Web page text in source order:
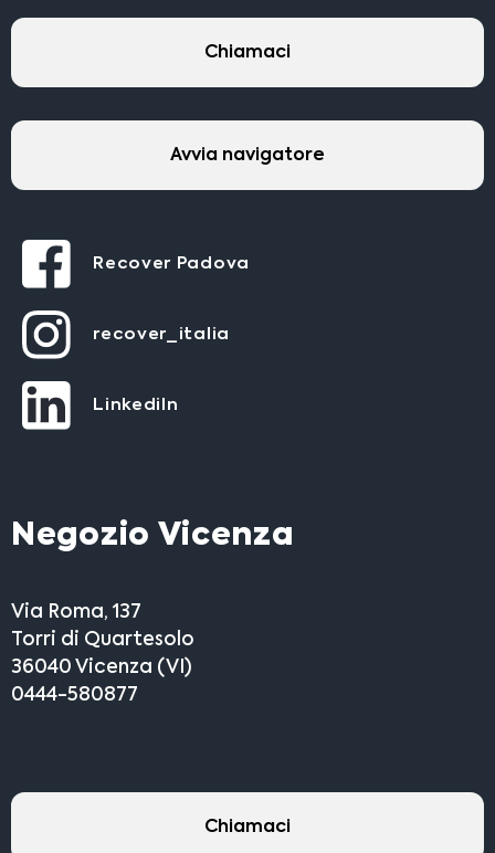
Chiamaci
Avvia navigatore
Recover Padova
recover_italia
LinkediIn
Negozio Vicenza
Via Roma, 137
Torri di Quartesolo
36040 Vicenza (VI)
0444-580877
Chiamaci